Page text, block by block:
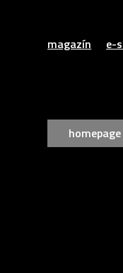
magazín e-
homepage